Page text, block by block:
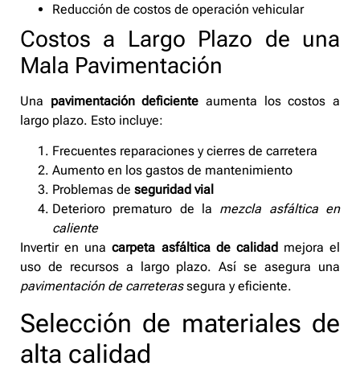
Reducción de costos de operación vehicular
Costos a Largo Plazo de una
Mala Pavimentación
Una pavimentación deficiente aumenta los costos a
largo plazo. Esto incluye:
Frecuentes reparaciones y cierres de carretera
Aumento en los gastos de mantenimiento
Problemas de seguridad vial
Deterioro prematuro de la mezcla asfáltica en
caliente
Invertir en unacarpeta asfáltica de calidad mejora el
uso de recursos a largo plazo. Así se asegura una
pavimentación de carreterassegura y eficiente.
Selección de materiales de
alta calidad